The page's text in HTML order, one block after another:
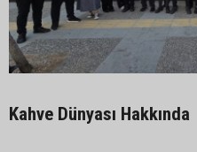
Kahve Dünyası Hakkında